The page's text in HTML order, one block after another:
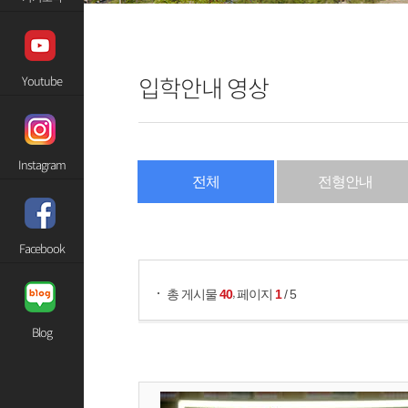
Youtube
Instagram
Facebook
Blog
입학안내 영상
전체 전형안내
총 게시물40,페이지 1/ 5